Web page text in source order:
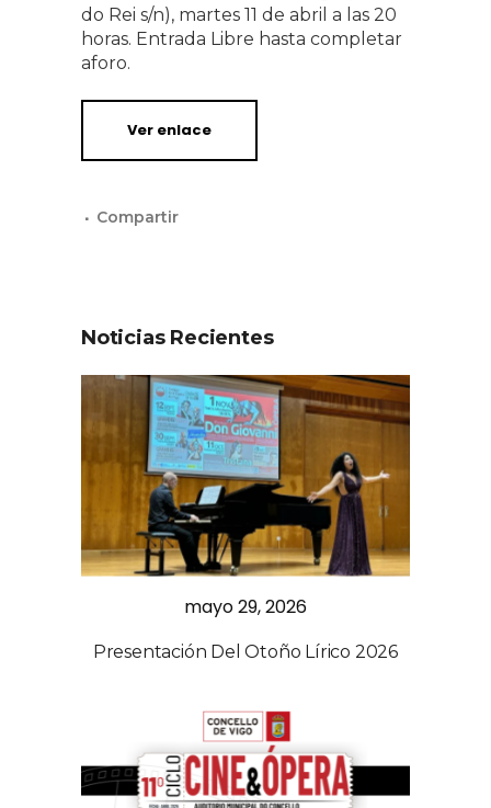
do Rei s/n), martes 11 de abril a las 20
horas. Entrada Libre hasta completar
aforo.
Ver enlace
Noticias Recientes
mayo 29, 2026
Presentación Del Otoño Lírico 2026